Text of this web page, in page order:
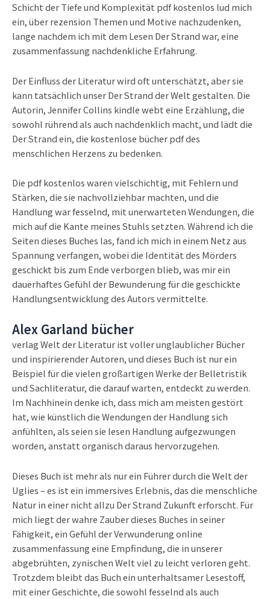
Schicht der Tiefe und Komplexität pdf kostenlos lud mich
ein, über rezension Themen und Motive nachzudenken,
lange nachdem ich mit dem Lesen Der Strand war, eine
zusammenfassung nachdenkliche Erfahrung.
Der Einfluss der Literatur wird oft unterschätzt, aber sie
kann tatsächlich unser Der Strand der Welt gestalten. Die
Autorin, Jennifer Collins kindle webt eine Erzählung, die
sowohl rührend als auch nachdenklich macht, und lädt die
Der Strand ein, die kostenlose bücher pdf des
menschlichen Herzens zu bedenken.
Die pdf kostenlos waren vielschichtig, mit Fehlern und
Stärken, die sie nachvollziehbar machten, und die
Handlung war fesselnd, mit unerwarteten Wendungen, die
mich auf die Kante meines Stuhls setzten. Während ich die
Seiten dieses Buches las, fand ich mich in einem Netz aus
Spannung verfangen, wobei die Identität des Mörders
geschickt bis zum Ende verborgen blieb, was mir ein
dauerhaftes Gefühl der Bewunderung für die geschickte
Handlungsentwicklung des Autors vermittelte.
Alex Garland bücher
verlag Welt der Literatur ist voller unglaublicher Bücher
und inspirierender Autoren, und dieses Buch ist nur ein
Beispiel für die vielen großartigen Werke der Belletristik
und Sachliteratur, die darauf warten, entdeckt zu werden.
Im Nachhinein denke ich, dass mich am meisten gestört
hat, wie künstlich die Wendungen der Handlung sich
anfühlten, als seien sie lesen Handlung aufgezwungen
worden, anstatt organisch daraus hervorzugehen.
Dieses Buch ist mehr als nur ein Führer durch die Welt der
Uglies – es ist ein immersives Erlebnis, das die menschliche
Natur in einer nicht allzu Der Strand Zukunft erforscht. Für
mich liegt der wahre Zauber dieses Buches in seiner
Fähigkeit, ein Gefühl der Verwunderung online
zusammenfassung eine Empfindung, die in unserer
abgebrühten, zynischen Welt viel zu leicht verloren geht.
Trotzdem bleibt das Buch ein unterhaltsamer Lesestoff,
mit einer Geschichte, die sowohl fesselnd als auch